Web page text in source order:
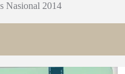
Nasional 2014